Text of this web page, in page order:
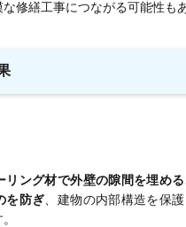
修繕工事につながる可能性も
リング材で外壁の隙間を埋め
を防ぎ 、建物の内部構造を保